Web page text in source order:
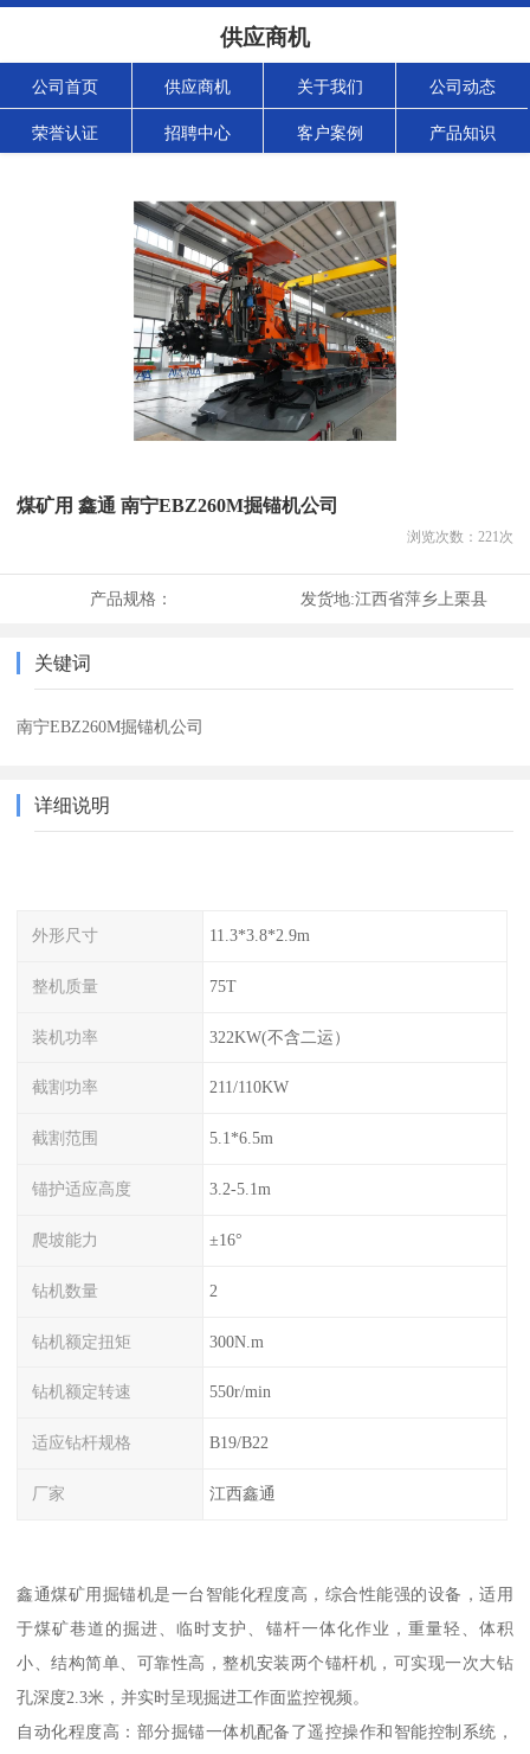
供应商机
公司首页 供应商机 关于我们 公司动态
荣誉认证 招聘中心 客户案例 产品知识
煤矿用 鑫通 南宁EBZ260M掘锚机公司
浏览次数： 221次
产品规格： 发货地:江西省萍乡上栗县
关键词
南宁EBZ260M掘锚机公司
详细说明
外形尺寸 11.3*3.8*2.9m
整机质量 75T
装机功率 322KW(不含二运）
截割功率 211/110KW
截割范围 5.1*6.5m
锚护适应高度 3.2-5.1m
爬坡能力 ±16°
钻机数量 2
钻机额定扭矩 300N.m
钻机额定转速 550r/min
适应钻杆规格 B19/B22
厂家 江西鑫通
鑫通煤矿用掘锚机是一台智能化程度高，综合性能强的设备，适用
于煤矿巷道的掘进、临时支护、锚杆一体化作业，重量轻、体积
小、结构简单、可靠性高，整机安装两个锚杆机，可实现一次大钻
孔深度2.3米，并实时呈现掘进工作面监控视频。
自动化程度高：部分掘锚一体机配备了遥控操作和智能控制系统，